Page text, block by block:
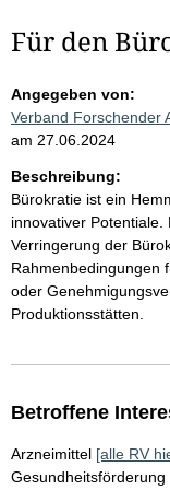
Für den
Angegeben von:
Verband Forschender
am 27.06.2024
Beschreibung:
Bürokratie ist ein
innovativer
Verringerung der
Rahmenbedingungen
oder
Produktionsstätten.
Betroffene
Arzneimittel [alle RV
Gesundheitsförderung